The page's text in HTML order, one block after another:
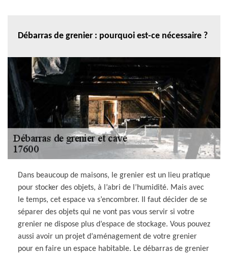
Débarras de grenier : pourquoi est-ce nécessaire ?
Dans beaucoup de maisons, le grenier est un lieu pratique
pour stocker des objets, à l’abri de l’humidité. Mais avec
le temps, cet espace va s’encombrer. Il faut décider de se
séparer des objets qui ne vont pas vous servir si votre
grenier ne dispose plus d’espace de stockage. Vous pouvez
aussi avoir un projet d’aménagement de votre grenier
pour en faire un espace habitable. Le débarras de grenier